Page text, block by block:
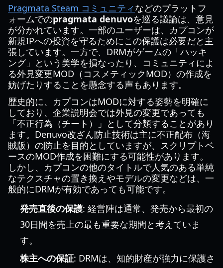
Pragmata Steam コミュニティなどのプラットフ
ォームでのpragmata denuvoを巡る議論は、意見
が分かれています。一部のユーザーは、カプコンが
新規IPへの投資を守るためにこの保護は必要だと主
張しています。一方で、DRMがゲームの「ハッキ
ング」という美学を損なったり、コミュニティによ
る外見変更MOD（コスメティックMOD）の作成を
妨げたりすることを懸念する声もあります。
歴史的に、カプコンはMODに対する姿勢を明確に
しており、企業説明会では外見の変更であっても
「不正行為（チート）」として分類することがあり
ます。Denuvo改ざん防止技術は主に不正配布（海
賊版）の防止を目的としていますが、スクリプトベ
ースのMOD作成を困難にする可能性があります。
しかし、カプコンの他のタイトルで人気のある単純
なテクスチャの置き換えやモデルの変更などは、一
般的にDRMが有効であっても可能です。
発売直後の保護: 経営陣は通常、発売から最初の
30日間を売上の最も重要な期間と考えていま
す。
株主への保証: DRMは、知的財産が強力に保護さ